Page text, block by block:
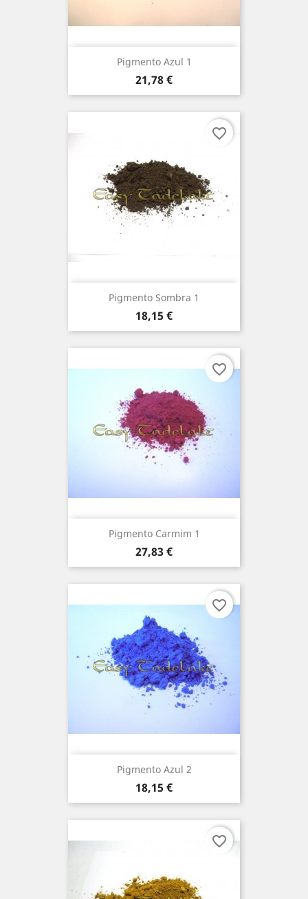
Pigmento Azul 1
Preço
21,78 €
Pigmento Sombra 1
Preço
18,15 €
favorite_border
Pigmento Carmim 1
Preço
27,83 €
favorite_border
Pigmento Azul 2
Preço
18,15 €
favorite_border
favorite_border